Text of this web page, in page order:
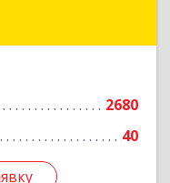
2680
40
Мира ул, дом № 3,